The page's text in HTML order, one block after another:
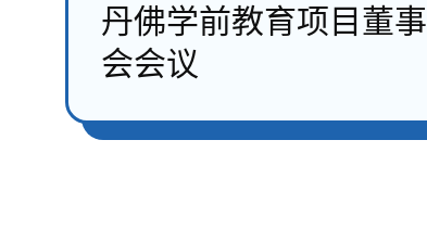
丹佛学前教育项目董事
会会议